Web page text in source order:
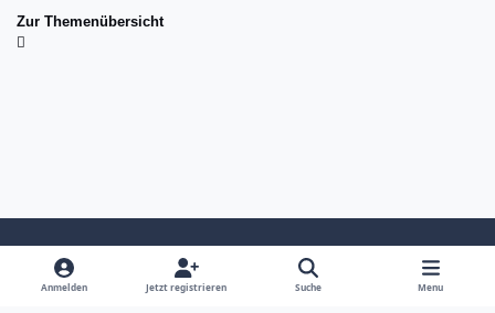
Zur Themenübersicht
Light ModeDark ModeSystem Preference
Anmelden Jetzt registrieren Suche Menu